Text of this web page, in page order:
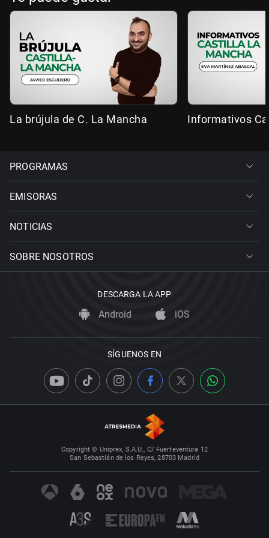
La brújula de C. La Mancha Informativos
PROGRAMAS
EMISORAS
NOTICIAS
SOBRE NOSOTROS
DESCARGA LA APP
Android iOS
SÍGUENOS EN
Copyright © Uniprex, S.A.U., C/ Fuerteventura 12
San Sebastián de los Reyes, 28703 Madrid